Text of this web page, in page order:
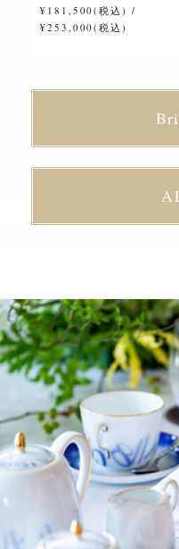
¥181,500(税込) /
¥253,000(税込)